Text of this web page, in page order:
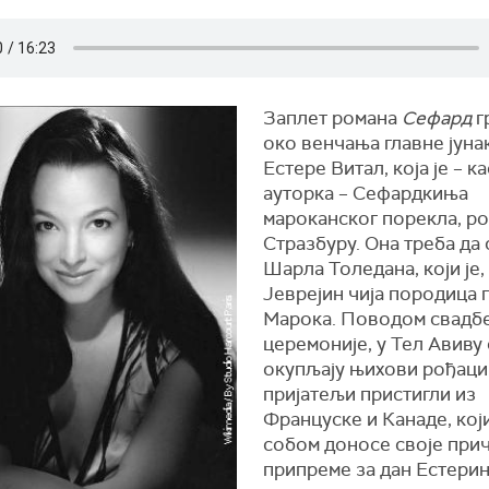
Заплет романа Сефард
око венчања главне
Естере Витал, која је –
ауторка – Сефардкиња
мароканског порекла,
Стразбуру. Она треба да
Шарла Толедана, који
Јеврејин чија породица
Марока. Поводом
церемоније, у Тел Авиву
окупљају њихови
пријатељи пристигли из
Француске и Канаде,
собом доносе своје
припреме за дан